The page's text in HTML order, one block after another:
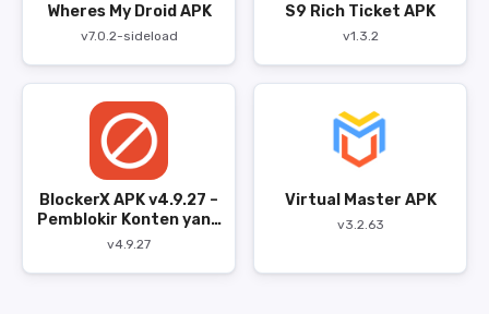
Wheres My Droid APK
v7.0.2-sideload
S9 Rich Ticket APK
v1.3.2
BlockerX APK v4.9.27 –
Pemblokir Konten yang
Mengganggu
v4.9.27
Virtual Master APK
v3.2.63